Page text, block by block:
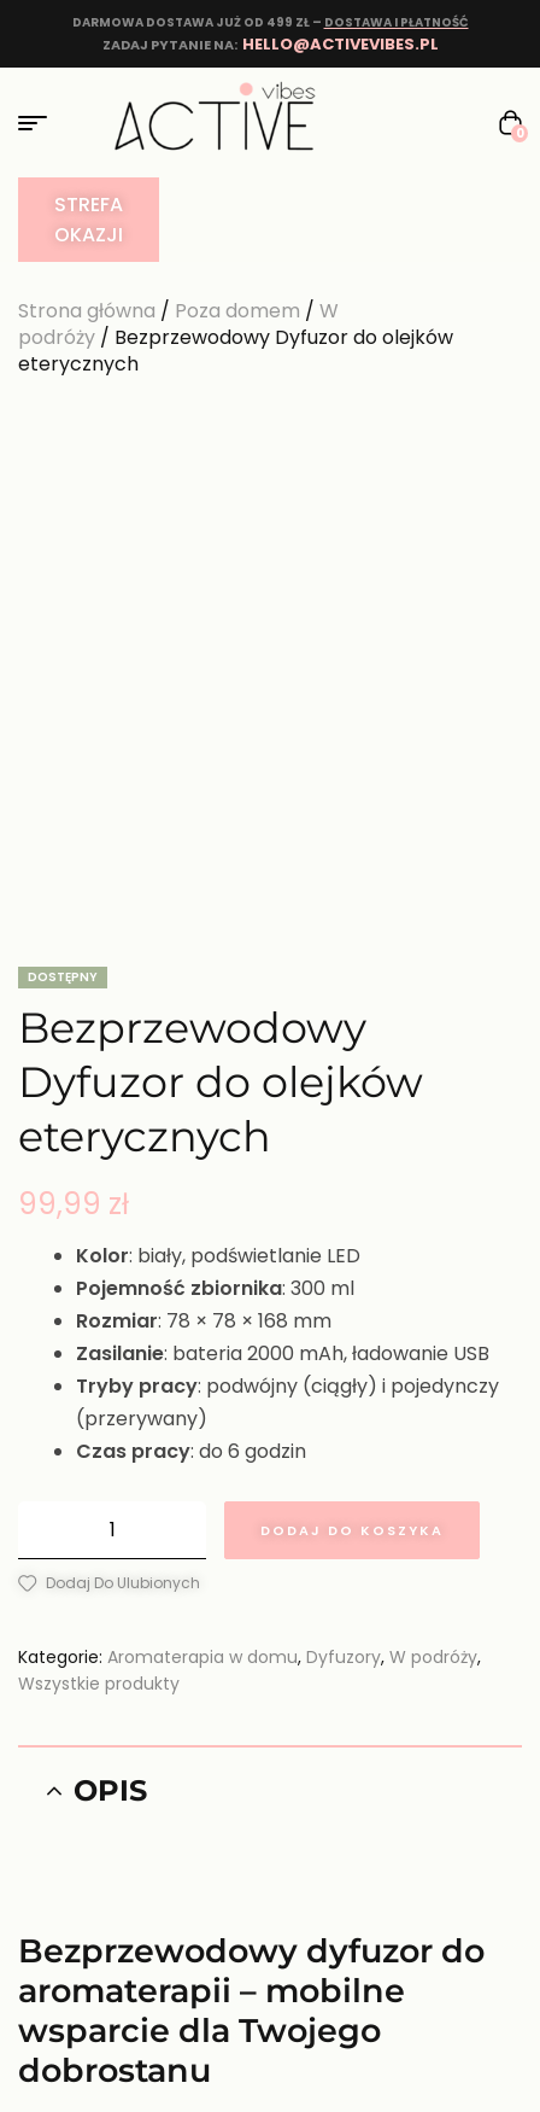
DARMOWA DOSTAWA JUŻ OD 499 ZŁ – DOSTAWA I PŁATNOŚĆ
ZADAJ PYTANIE NA: HELLO@ACTIVEVIBES.PL
0
STREFA
OKAZJI
Strona główna / Poza domem / W
podróży / Bezprzewodowy Dyfuzor do olejków
eterycznych
DOSTĘPNY
Bezprzewodowy
Dyfuzor do olejków
eterycznych
99,99 zł
Kolor: biały, podświetlanie LED
Pojemność zbiornika: 300 ml
Rozmiar: 78 × 78 × 168 mm
Zasilanie: bateria 2000 mAh, ładowanie USB
Tryby pracy: podwójny (ciągły) i pojedynczy
(przerywany)
Czas pracy: do 6 godzin
DODAJ DO KOSZYKA
Dodaj Do Ulubionych
Kategorie: Aromaterapia w domu, Dyfuzory, W podróży,
Wszystkie produkty
OPIS
Bezprzewodowy dyfuzor do
aromaterapii – mobilne
wsparcie dla Twojego
dobrostanu